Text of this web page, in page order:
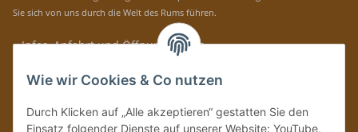
Sie sich von uns durch die Welt des Rums führen.
» Infos, Anfahrt und Öffnungszeiten
Immer auf dem Laufenden mit unseren aktuellen Rum-News!
Bitte senden Sie mir entsprechend IhrerDatenschutzerklärung
regelmäßig und
Wie wir Cookies & Co nutzen
Durch Klicken auf „Alle akzeptieren“ gestatten Sie den
Einsatz folgender Dienste auf unserer Website: YouTube,